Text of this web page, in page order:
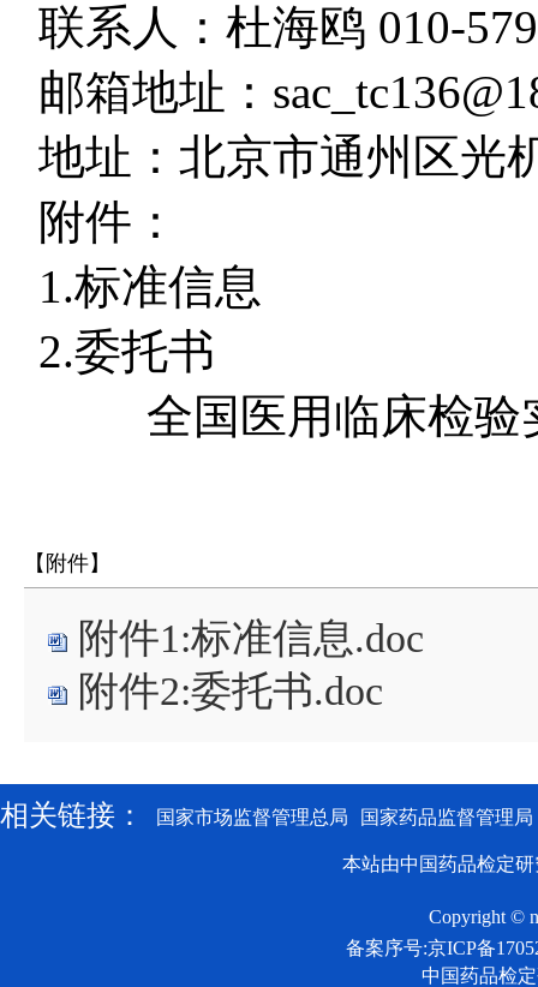
联系人：杜海鸥 010-
邮箱地址：
地址：北京市通州区光
附件：
1.标准信息
2.委托书
全国医用临床检
【附件】
附件1:标准信息.doc
附件2:委托书.doc
相关链接： 国家市场监督管理总局 国家药品监督管理局
本站由中国药品检定
Copyright ©
备案序号:京ICP备
中国药品检